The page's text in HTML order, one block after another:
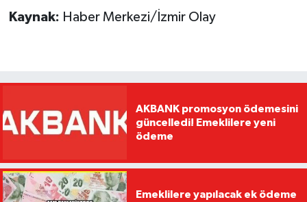
Kaynak: Haber Merkezi/İzmir Olay
AKBANK promosyon ödemesini
güncelledi! Emeklilere yeni
ödeme
Emeklilere yapılacak ek ödeme